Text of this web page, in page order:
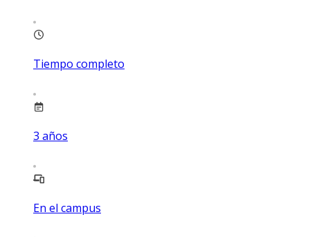
Tiempo completo
3 años
En el campus